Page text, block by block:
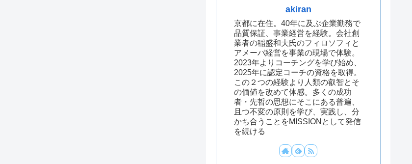
akiran
京都に在住。40年に及ぶ企業勤務で
品質保証、事業経営を経験。会社創
業者の稲盛和夫氏のフィロソフィと
アメーバ経営を事業の現場で体験。
2023年よりコーチングを学び始め、
2025年に認定コーチの資格を取得。
この２つの経験より人類の叡智とそ
の価値を改めて体感。多くの成功
者・先哲の思想にそこにある普遍、
且つ不変の原則を学び、実践し、分
かち合うことをMISSIONとして発信
を続ける